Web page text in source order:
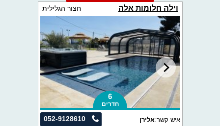
וילה חלומות אלה חצור הגלילית
6
חדרים
052-9128610 איש קשר:אלירן